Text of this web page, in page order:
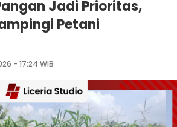
Jadi Prioritas,
Petani
- 17:24 WIB